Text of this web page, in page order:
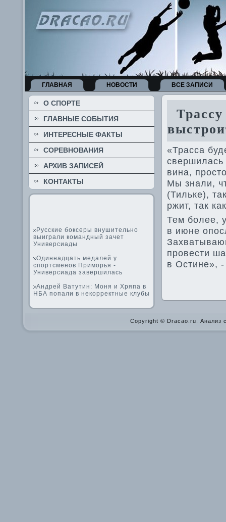
ГЛАВНАЯ НОВОСТИ ВСЕ ЗАПИСИ
О СПОРТЕ
ГЛАВНЫЕ СОБЫТИЯ
ИНТЕРЕСНЫЕ ФАКТЫ
СОРЕВНОВАНИЯ
АРХИВ ЗАПИСЕЙ
КОНТАКТЫ
Русские боксеры внушительно
выиграли командный зачет
Универсиады
Одиннадцать медалей у
спортсменов Приморья -
Универсиада завершилась
Андрей Ватутин: Моня и Хряпа в
НБА попали в некорректные клубы
«Трасса
све­ршилась
вина,
Мы знали,
(Тильке),
ржит, так
Тем более,
в июне
прове­сти
в Остине»,
Copyright © Dracao.ru. Анализ